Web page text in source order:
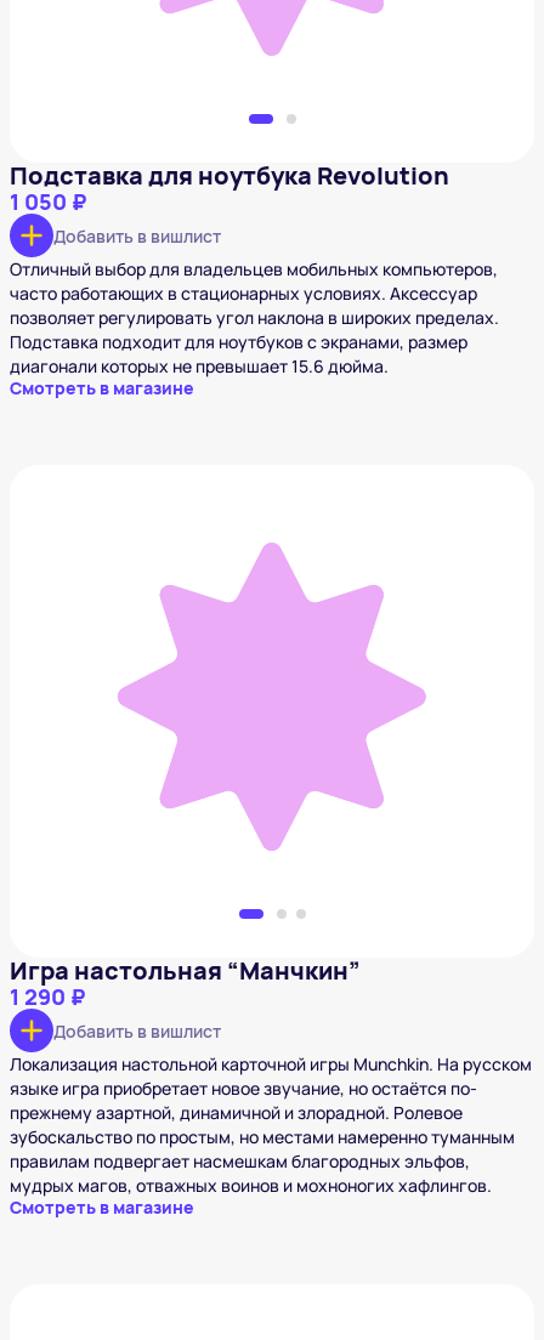
Подставка для ноутбука Revolution
1 050 ₽
Добавить в вишлист
Отличный выбор для владельцев мобильных компьютеров,
часто работающих в стационарных условиях. Аксессуар
позволяет регулировать угол наклона в широких пределах.
Подставка подходит для ноутбуков с экранами, размер
диагонали которых не превышает 15.6 дюйма.
Смотреть в магазине
Игра настольная “Манчкин”
1 290 ₽
Добавить в вишлист
Локализация настольной карточной игры Munchkin. На русском
языке игра приобретает новое звучание, но остаётся по-
прежнему азартной, динамичной и злорадной. Ролевое
зубоскальство по простым, но местами намеренно туманным
правилам подвергает насмешкам благородных эльфов,
мудрых магов, отважных воинов и мохноногих хафлингов.
Смотреть в магазине